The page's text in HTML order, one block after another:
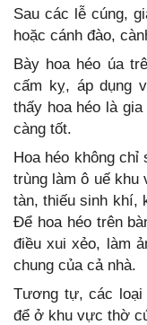
Sau các lễ cúng,
hoặc cánh đào,
Bày hoa héo úa
cấm kỵ, áp dụng
thấy hoa héo là
càng tốt.
Hoa héo không chỉ
trùng làm ô uế khu
tàn, thiếu sinh khí,
Để hoa héo trên
điều xui xẻo, làm
chung của cả nhà.
Tương tự, các loại
để ở khu vực thờ